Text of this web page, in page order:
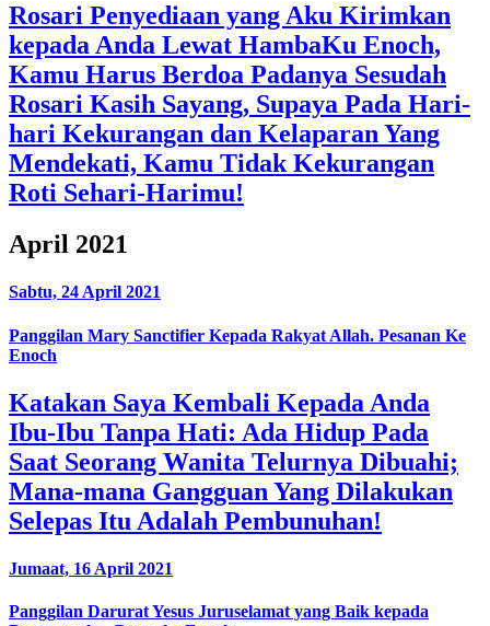
Rosari Penyediaan yang Aku Kirimkan
kepada Anda Lewat HambaKu Enoch,
Kamu Harus Berdoa Padanya Sesudah
Rosari Kasih Sayang, Supaya Pada Hari-
hari Kekurangan dan Kelaparan Yang
Mendekati, Kamu Tidak Kekurangan
Roti Sehari-Harimu!
April 2021
Sabtu, 24 April 2021
Panggilan Mary Sanctifier Kepada Rakyat Allah. Pesanan Ke
Enoch
Katakan Saya Kembali Kepada Anda
Ibu-Ibu Tanpa Hati: Ada Hidup Pada
Saat Seorang Wanita Telurnya Dibuahi;
Mana-mana Gangguan Yang Dilakukan
Selepas Itu Adalah Pembunuhan!
Jumaat, 16 April 2021
Panggilan Darurat Yesus Juruselamat yang Baik kepada